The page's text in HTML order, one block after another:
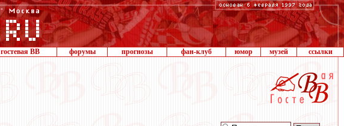
гостевая ВВ форумы прогнозы фан-клуб юмор музей ссылки